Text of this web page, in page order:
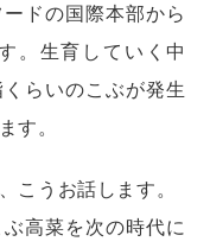
ドの国際本部から
。生育していく中
らいのこぶが発生
す。
こうお話します。
高菜を次の時代に